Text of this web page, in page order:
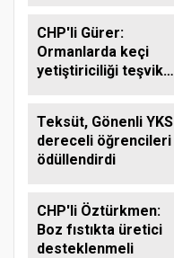
CHP'li Gürer:
Ormanlarda keçi
yetiştiriciliği teşvik
Teksüt, Gönenli YKS
dereceli öğrencileri
ödüllendirdi
CHP'li Öztürkmen:
Boz fıstıkta üretici
desteklenmeli